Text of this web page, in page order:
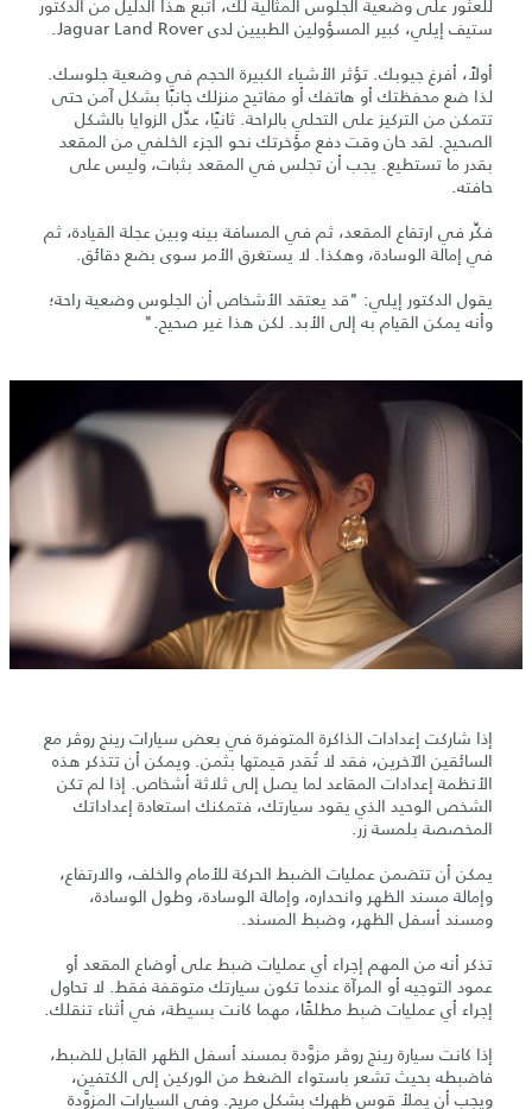
للعثور على وضعية الجلوس المثالية لك، اتبع هذا الدليل من الدكتور
ستيف إيلي، كبير المسؤولين الطبيين لدى Jaguar Land Rover.
أولاً، أفرغ جيوبك. تؤثر الأشياء الكبيرة الحجم في وضعية جلوسك.
لذا ضع محفظتك أو هاتفك أو مفاتيح منزلك جانبًا بشكل آمن حتى
تتمكن من التركيز على التحلي بالراحة. ثانيًا، عدِّل الزوايا بالشكل
الصحيح. لقد حان وقت دفع مؤخرتك نحو الجزء الخلفي من المقعد
بقدر ما تستطيع. يجب أن تجلس في المقعد بثبات، وليس على
حافته.
فكِّر في ارتفاع المقعد، ثم في المسافة بينه وبين عجلة القيادة، ثم
في إمالة الوسادة، وهكذا. لا يستغرق الأمر سوى بضع دقائق.
يقول الدكتور إيلي: "قد يعتقد الأشخاص أن الجلوس وضعية راحة؛
وأنه يمكن القيام به إلى الأبد. لكن هذا غير صحيح."
إذا شاركت إعدادات الذاكرة المتوفرة في بعض سيارات رينج روڤر مع
السائقين الآخرين، فقد لا تُقدر قيمتها بثمن. ويمكن أن تتذكر هذه
الأنظمة إعدادات المقاعد لما يصل إلى ثلاثة أشخاص. إذا لم تكن
الشخص الوحيد الذي يقود سيارتك، فتمكنك استعادة إعداداتك
المخصصة بلمسة زر.
يمكن أن تتضمن عمليات الضبط الحركة للأمام والخلف، والارتفاع،
وإمالة مسند الظهر وانحداره، وإمالة الوسادة، وطول الوسادة،
ومسند أسفل الظهر، وضبط المسند.
تذكر أنه من المهم إجراء أي عمليات ضبط على أوضاع المقعد أو
عمود التوجيه أو المرآة عندما تكون سيارتك متوقفة فقط. لا تحاول
إجراء أي عمليات ضبط مطلقًا، مهما كانت بسيطة، في أثناء تنقلك.
إذا كانت سيارة رينج روڤر مزوَّدة بمسند أسفل الظهر القابل للضبط،
فاضبطه بحيث تشعر باستواء الضغط من الوركين إلى الكتفين،
ويجب أن يملأ قوس ظهرك بشكل مريح. وفي السيارات المزوَّدة